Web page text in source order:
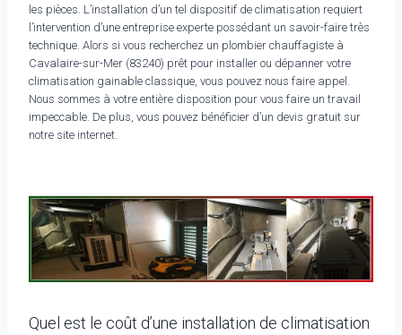
les pièces. L’installation d’un tel dispositif de climatisation requiert
l’intervention d’une entreprise experte possédant un savoir-faire très
technique. Alors si vous recherchez un plombier chauffagiste à
Cavalaire-sur-Mer (83240) prêt pour installer ou dépanner votre
climatisation gainable classique, vous pouvez nous faire appel.
Nous sommes à votre entière disposition pour vous faire un travail
impeccable. De plus, vous pouvez bénéficier d’un devis gratuit sur
notre site internet.
Quel est le coût d’une installation de climatisation